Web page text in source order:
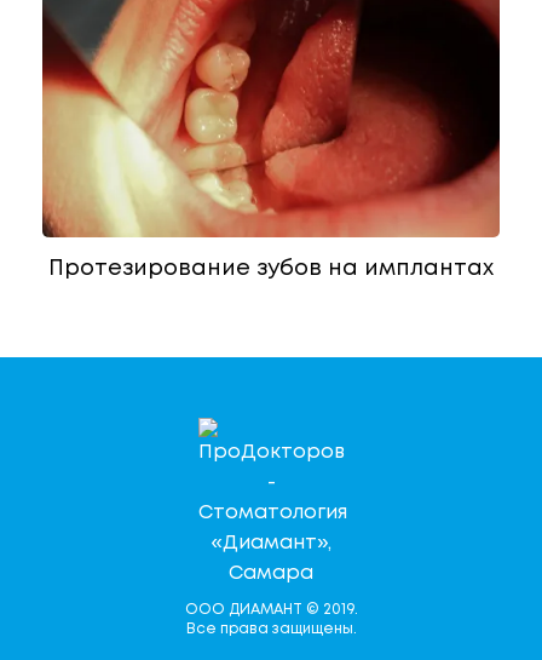
Протезирование зубов на имплантах
ООО ДИАМАНТ © 2019.
Все права защищены.